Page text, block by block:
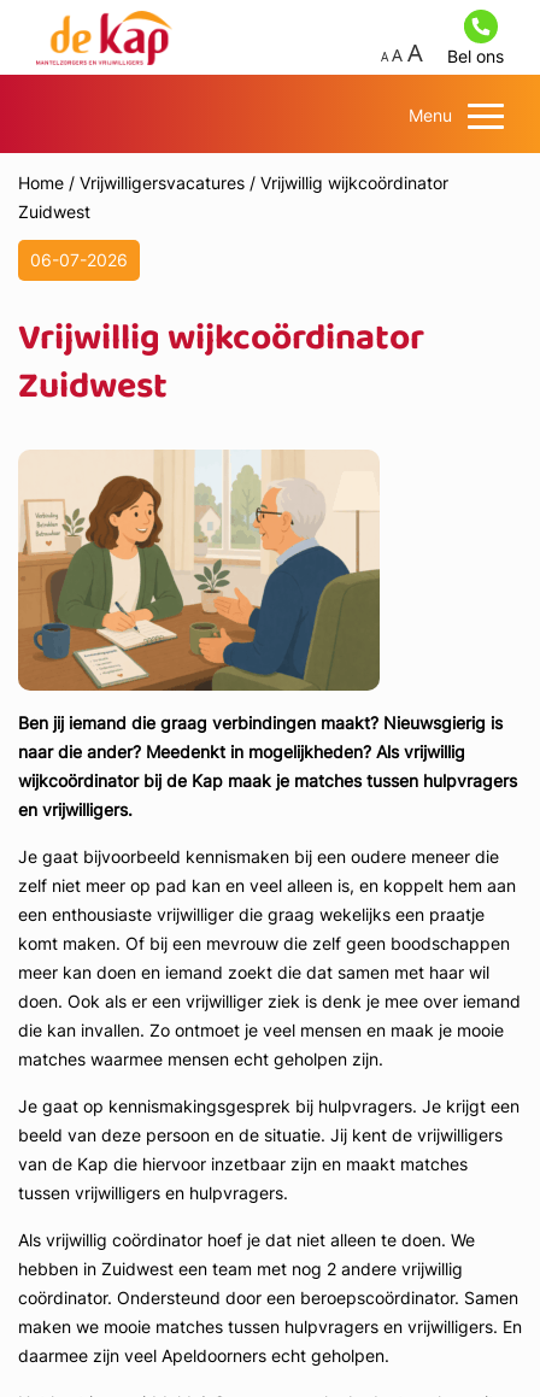
Bel ons
Menu
Home / Vrijwilligersvacatures / Vrijwillig wijkcoördinator
Zuidwest
06-07-2026
Vrijwillig wijkcoördinator
Zuidwest
Ben jij iemand die graag verbindingen maakt? Nieuwsgierig is
naar die ander? Meedenkt in mogelijkheden? Als vrijwillig
wijkcoördinator bij de Kap maak je matches tussen hulpvragers
en vrijwilligers.
Je gaat bijvoorbeeld kennismaken bij een oudere meneer die
zelf niet meer op pad kan en veel alleen is, en koppelt hem aan
een enthousiaste vrijwilliger die graag wekelijks een praatje
komt maken. Of bij een mevrouw die zelf geen boodschappen
meer kan doen en iemand zoekt die dat samen met haar wil
doen. Ook als er een vrijwilliger ziek is denk je mee over iemand
die kan invallen. Zo ontmoet je veel mensen en maak je mooie
matches waarmee mensen echt geholpen zijn.
Je gaat op kennismakingsgesprek bij hulpvragers. Je krijgt een
beeld van deze persoon en de situatie. Jij kent de vrijwilligers
van de Kap die hiervoor inzetbaar zijn en maakt matches
tussen vrijwilligers en hulpvragers.
Als vrijwillig coördinator hoef je dat niet alleen te doen. We
hebben in Zuidwest een team met nog 2 andere vrijwillig
coördinator. Ondersteund door een beroepscoördinator. Samen
maken we mooie matches tussen hulpvragers en vrijwilligers. En
daarmee zijn veel Apeldoorners echt geholpen.